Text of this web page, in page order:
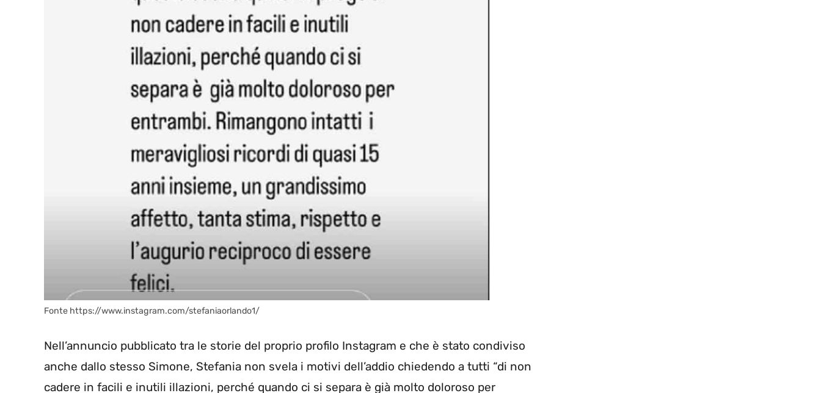
Fonte https://www.instagram.com/stefaniaorlando1/
Nell’annuncio pubblicato tra le storie del proprio profilo Instagram e che è stato condiviso
anche dallo stesso Simone, Stefania non svela i motivi dell’addio chiedendo a tutti “di non
cadere in facili e inutili illazioni, perché quando ci si separa è già molto doloroso per